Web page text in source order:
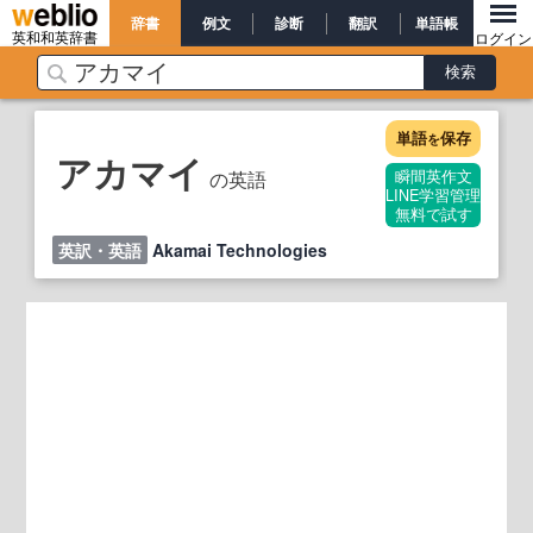
英和和英辞書
辞書 例文 診断 翻訳 単語帳
ログイン
アカマイ の英語
単語を保存
瞬間英作文
LINE学習管理
無料で試す
英訳・英語 Akamai Technologies